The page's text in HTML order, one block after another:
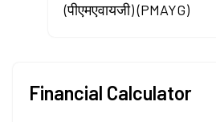
(पीएमएवायजी) (PMAYG)
Financial Calculator